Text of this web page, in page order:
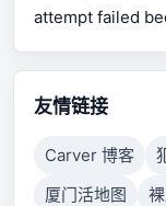
attempt failed
connection
to respond.
友情链接
Carver 博客
厦门活地图